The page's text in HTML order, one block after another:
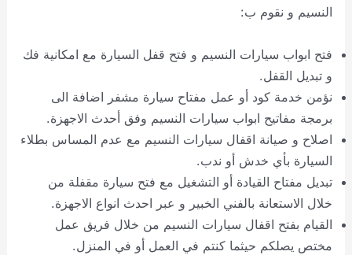
النسيم و نقوم ب:
فتح ابواب سيارات النسيم و فتح قفل السيارة مع امكانية فك
و تبديل القفل.
نؤمن خدمة كود أو عمل مفتاح سيارة مشفر اضافة الى
برمجة مفاتيح ابواب سيارات النسيم وفق أحدث الاجهزة.
اصلاح و صيانة اقفال سيارات النسيم مع عدم المساس بطلاء
السيارة بأي خدش أو ندب.
تبديل مفتاح القيادة أو التشغيل مع فتح سيارة مقفلة من
خلال الاستعانة بالفني الخبير و عبر احدث انواع الاجهزة.
القيام بفتح اقفال سيارات النسيم من خلال فريق عمل
مختص يصلكم حيثما كنتم في العمل أو في المنزل.